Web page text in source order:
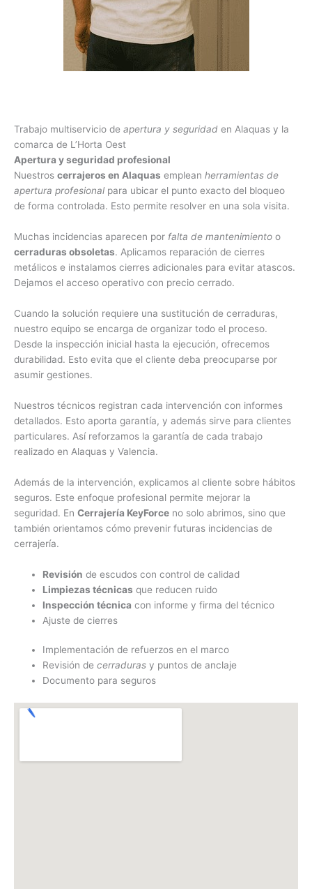
Trabajo multiservicio de apertura y seguridad en Alaquas y la
comarca de L’Horta Oest
Apertura y seguridad profesional
Nuestros cerrajeros en Alaquas emplean herramientas de
apertura profesional para ubicar el punto exacto del bloqueo
de forma controlada. Esto permite resolver en una sola visita.
Muchas incidencias aparecen por falta de mantenimiento o
cerraduras obsoletas. Aplicamos reparación de cierres
metálicos e instalamos cierres adicionales para evitar atascos.
Dejamos el acceso operativo con precio cerrado.
Cuando la solución requiere una sustitución de cerraduras,
nuestro equipo se encarga de organizar todo el proceso.
Desde la inspección inicial hasta la ejecución, ofrecemos
durabilidad. Esto evita que el cliente deba preocuparse por
asumir gestiones.
Nuestros técnicos registran cada intervención con informes
detallados. Esto aporta garantía, y además sirve para clientes
particulares. Así reforzamos la garantía de cada trabajo
realizado en Alaquas y Valencia.
Además de la intervención, explicamos al cliente sobre hábitos
seguros. Este enfoque profesional permite mejorar la
seguridad. En Cerrajería KeyForce no solo abrimos, sino que
también orientamos cómo prevenir futuras incidencias de
cerrajería.
Revisión de escudos con control de calidad
Limpiezas técnicas que reducen ruido
Inspección técnica con informe y firma del técnico
Ajuste de cierres
Implementación de refuerzos en el marco
Revisión decerraduras y puntos de anclaje
Documento para seguros